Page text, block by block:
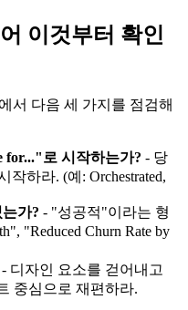
이것부터 확인
서 다음 세 가지를 점검해
for..."로 시작하는가? - 당
작하라. (예: Orchestrated,
가? - "성공적"이라는 형
"Reduced Churn Rate by
- 디자인 요소를 걷어내고
중심으로 재편하라.